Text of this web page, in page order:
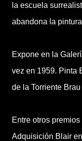
la escuela
abandona la
Expone en la
vez en 1959. Pinta
de la Torriente
Entre otros
Adquisición Blair